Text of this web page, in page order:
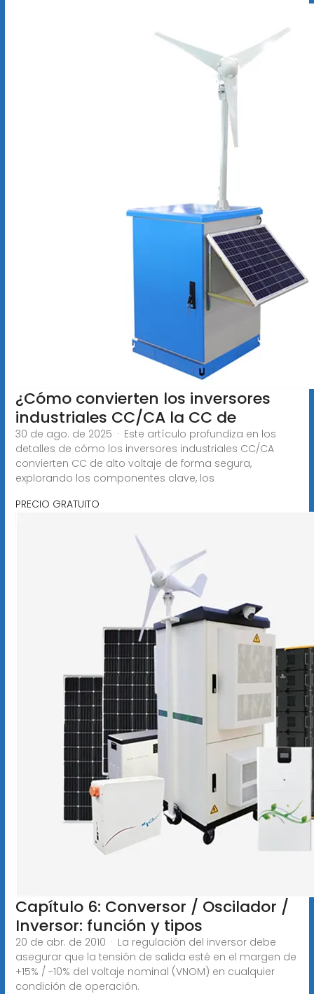
¿Cómo convierten los inversores
industriales CC/CA la CC de
30 de ago. de 2025 · Este artículo profundiza en los
detalles de cómo los inversores industriales CC/CA
convierten CC de alto voltaje de forma segura,
explorando los componentes clave, los
PRECIO GRATUITO
Capítulo 6: Conversor / Oscilador /
Inversor: función y tipos
20 de abr. de 2010 · La regulación del inversor debe
asegurar que la tensión de salida esté en el margen de
+15% / -10% del voltaje nominal (VNOM) en cualquier
condición de operación.